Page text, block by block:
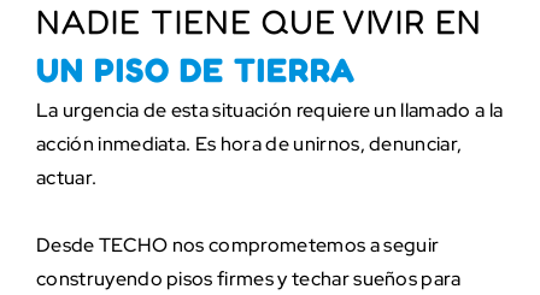
NADIE TIENE QUE VIVIR EN
UN PISO DE TIERRA
La urgencia de esta situación requiere un llamado a la
acción inmediata. Es hora de unirnos, denunciar,
actuar.
Desde TECHO nos comprometemos a seguir
construyendo pisos firmes y techar sueños para